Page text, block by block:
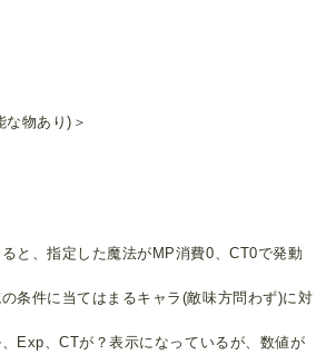
な物あり)＞
と、指定した魔法がMP消費0、CT0で発動
条件に当てはまるキャラ(敵味方問わず)に対
Exp、CTが？表示になっているが、数値が